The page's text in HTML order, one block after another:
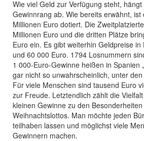
Wie viel Geld zur Verfügung steht,
Gewinnrang ab. Wie bereits erwähnt,
Millionen Euro dotiert. Die
Millionen Euro und die dritten Plätze
Euro ein. Es gibt weiterhin Geldpreise
und 60 000 Euro. 1794 Losnummern
1 000-Euro-Gewinne heißen in Spanien
gar nicht so unwahrscheinlich, unter
Für viele Menschen sind tausend Euro
zur Freude. Letztendlich zählt die
kleinen Gewinne zu den
Weihnachtslottos. Man möchte jeden
teilhaben lassen und möglichst viele
Gewinnern machen.